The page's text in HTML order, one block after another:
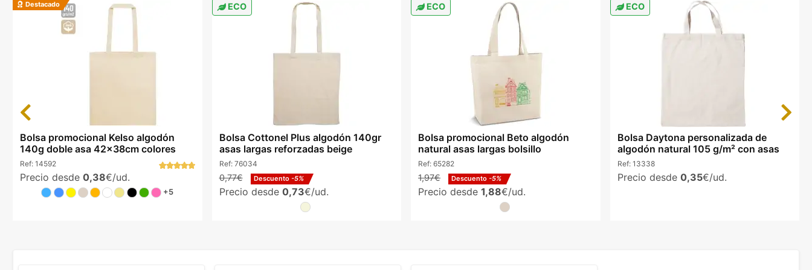
Destacado
Bolsa promocional Kelso algodón
140g doble asa 42x38cm colores
Ref: 14592
Precio desde 0,38€/ud.
+5
ECO
Bolsa Cottonel Plus algodón 140gr
asas largas reforzadas beige
Ref: 76034
0,77€ Descuento -5%
Precio desde 0,73€/ud.
ECO
Bolsa promocional Beto algodón
natural asas largas bolsillo
Ref: 65282
1,97€ Descuento -5%
Precio desde 1,88€/ud.
ECO
Bolsa Daytona personalizada de
algodón natural 105 g/m² con asas
Ref: 13338
Precio desde 0,35€/ud.
Previous Next